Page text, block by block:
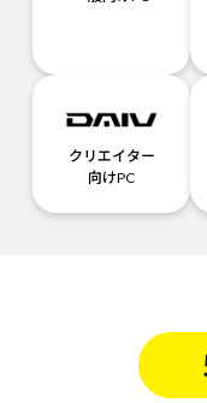
クリエイター
向けPC